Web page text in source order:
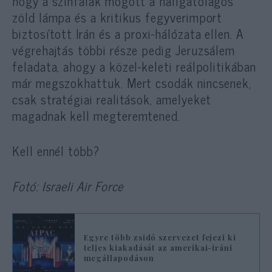
zöld lámpa és a kritikus fegyverimport
biztosított Irán és a proxi-hálózata ellen. A
végrehajtás többi része pedig Jeruzsálem
feladata, ahogy a közel-keleti reálpolitikában
már megszokhattuk. Mert csodák nincsenek,
csak stratégiai realitások, amelyeket
magadnak kell megteremtened.
Kell ennél több?
Fotó: Israeli Air Force
Egyre több zsidó szervezet fejezi ki
teljes kiakadását az amerikai-iráni
megállapodáson